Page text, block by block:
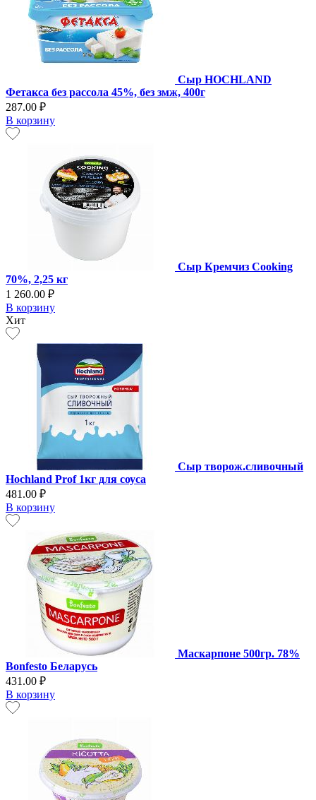
Сыр HOCHLAND
Фетакса без рассола 45%, без змж, 400г
287.00 ₽
В корзину
Сыр Кремчиз Cooking
70%, 2,25 кг
1 260.00 ₽
В корзину
Хит
Сыр творож.сливочный
Hochland Prof 1кг для соуса
481.00 ₽
В корзину
Маскарпоне 500гр. 78%
Bonfesto Беларусь
431.00 ₽
В корзину